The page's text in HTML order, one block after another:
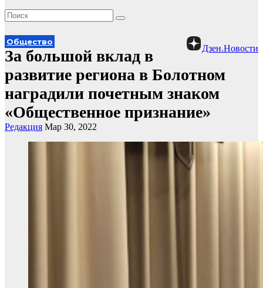
Дзен.Новости
Общество
За большой вклад в
развитие региона в Болотном
наградили почетным знаком
«Общественное признание»
Редакция Мар 30, 2022